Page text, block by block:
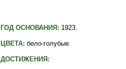
ГОД ОСНОВАНИЯ: 1923.
ЦВЕТА: бело-голубые.
ДОСТИЖЕНИЯ: